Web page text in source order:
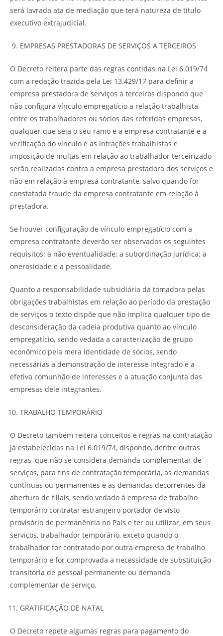
será lavrada ata de mediação que terá natureza de título
executivo extrajudicial.
EMPRESAS PRESTADORAS DE SERVIÇOS A TERCEIROS
O Decreto reitera parte das regras contidas na Lei 6.019/74
com a redação trazida pela Lei 13.429/17 para definir a
empresa prestadora de serviços a terceiros dispondo que
não configura vínculo empregatício a relação trabalhista
entre os trabalhadores ou sócios das referidas empresas,
qualquer que seja o seu ramo e a empresa contratante e a
verificação do vínculo e as infrações trabalhistas e
imposição de multas em relação ao trabalhador terceirizado
serão realizadas contra a empresa prestadora dos serviços e
não em relação à empresa contratante, salvo quando for
constatada fraude da empresa contratante em relação à
prestadora.
Se houver configuração de vínculo empregatício com a
empresa contratante deverão ser observados os seguintes
requisitos: a não eventualidade; a subordinação jurídica; a
onerosidade e a pessoalidade.
Quanto a responsabilidade subsidiária da tomadora pelas
obrigações trabalhistas em relação ao período da prestação
de serviços o texto dispõe que não implica qualquer tipo de
desconsideração da cadeia produtiva quanto ao vínculo
empregatício, sendo vedada a caracterização de grupo
econômico pela mera identidade de sócios, sendo
necessárias a demonstração de interesse integrado e a
efetiva comunhão de interesses e a atuação conjunta das
empresas dele integrantes.
TRABALHO TEMPORÁRIO
O Decreto também reitera conceitos e regras na contratação
já estabelecidas na Lei 6.019/74, dispondo, dentre outras
regras, que não se considera demanda complementar de
serviços, para fins de contratação temporária, as demandas
contínuas ou permanentes e as demandas decorrentes da
abertura de filiais, sendo vedado à empresa de trabalho
temporário contratar estrangeiro portador de visto
provisório de permanência no País e ter ou utilizar, em seus
serviços, trabalhador temporário, exceto quando o
trabalhador for contratado por outra empresa de trabalho
temporário e for comprovada a necessidade de substituição
transitória de pessoal permanente ou demanda
complementar de serviço.
GRATIFICAÇÃO DE NATAL
O Decreto repete algumas regras para pagamento do